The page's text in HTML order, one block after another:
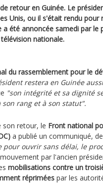
retour en Guinée. Le
Unis, ou il s'était rendu
a été annoncée samedi par
nationale.
du rassemblement pour le
restera en Guinée
"son intégrité et sa dignité
rang et à son statut".
son retour, le Front national
a publié un communiqué,
ouvrir sans délai, le
par l'ancien
mobilisations contre un
réprimées par les